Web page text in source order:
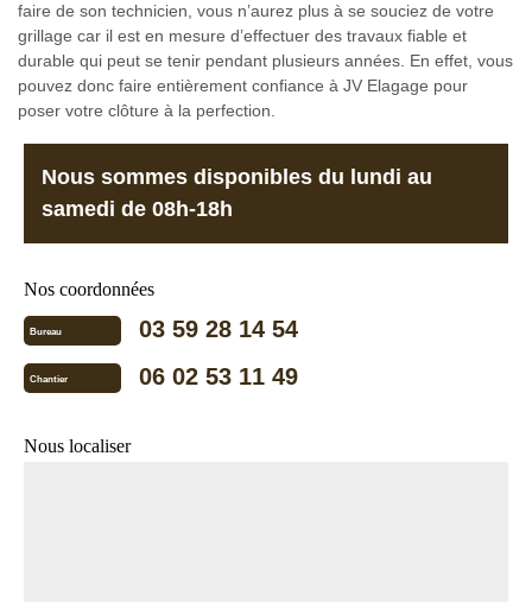
faire de son technicien, vous n’aurez plus à se souciez de votre
grillage car il est en mesure d’effectuer des travaux fiable et
durable qui peut se tenir pendant plusieurs années. En effet, vous
pouvez donc faire entièrement confiance à JV Elagage pour
poser votre clôture à la perfection.
Nous sommes disponibles du lundi au
samedi de 08h-18h
Nos coordonnées
Bureau 03 59 28 14 54
Chantier 06 02 53 11 49
Nous localiser